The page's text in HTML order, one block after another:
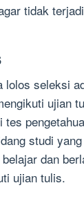
tidak
lolos seleksi
ujian
tes
studi
dan
ujian tulis.